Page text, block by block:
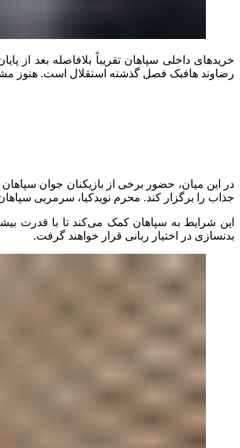
خریدهای داخلی سپاهان تقریباً بلافاصله بعد از
رضاوند هافبک فصل گذشته استقلال است. هنوز
در این میان، حضور برخی از بازیکنان جوان سپاهان
جذاب را برگزار کند. محرم نویدکیا، سرمربی
این شرایط به سپاهان کمک می‌کند تا با قدرت
بدنسازی در اختیار ربانی قرار خواهند گرفت.